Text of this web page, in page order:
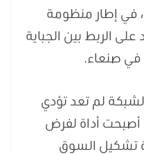
في إطار منظومة
الربط بين الجباية
في صنعاء.
لم تعد تؤدي
أصبحت أداة لفرض
تشكيل السوق